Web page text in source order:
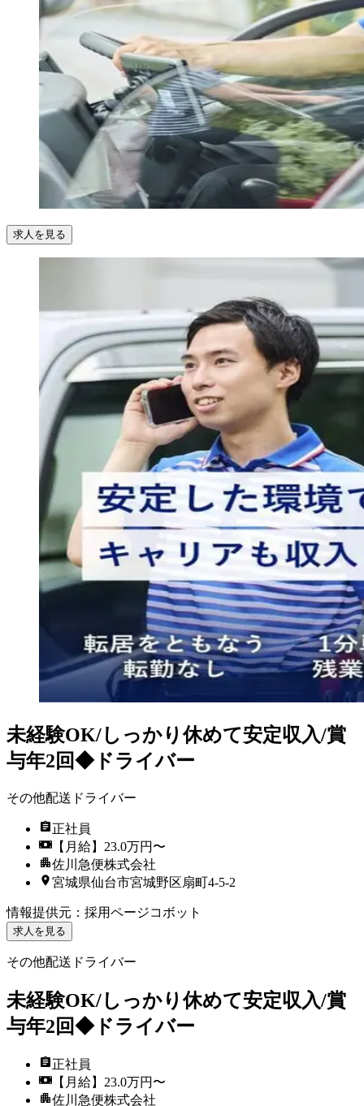
求人を見る
未経験OK/しっかり休めて安定収入/賞
与年2回◆ドライバー
その他配送ドライバー
正社員
【月給】23.0万円〜
佐川急便株式会社
宮城県仙台市宮城野区扇町4-5-2
情報提供元 ： 採用ページコボット
求人を見る
その他配送ドライバー
未経験OK/しっかり休めて安定収入/賞
与年2回◆ドライバー
正社員
【月給】23.0万円〜
佐川急便株式会社